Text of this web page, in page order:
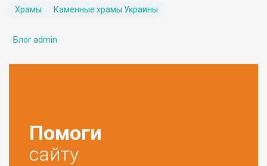
Храмы Каменные храмы Украины
Блог admin
Помоги
сайту